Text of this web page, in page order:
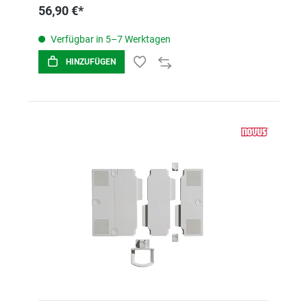
56,90 €*
Verfügbar in 5–7 Werktagen
HINZUFÜGEN